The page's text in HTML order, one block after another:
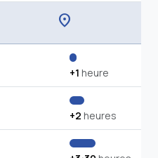
location_on
+1 heure
+2 heures